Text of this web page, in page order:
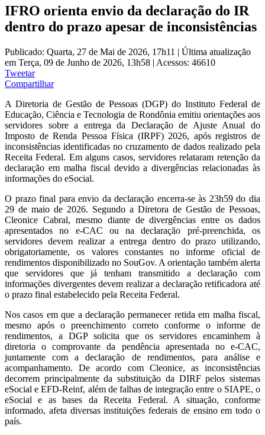
IFRO orienta envio da declaração do IR
dentro do prazo apesar de inconsistências
Publicado: Quarta, 27 de Mai de 2026, 17h11 | Última atualização
em Terça, 09 de Junho de 2026, 13h58 | Acessos: 46610
Tweetar
Compartilhar
A Diretoria de Gestão de Pessoas (DGP) do Instituto Federal de
Educação, Ciência e Tecnologia de Rondônia emitiu orientações aos
servidores sobre a entrega da Declaração de Ajuste Anual do
Imposto de Renda Pessoa Física (IRPF) 2026, após registros de
inconsistências identificadas no cruzamento de dados realizado pela
Receita Federal. Em alguns casos, servidores relataram retenção da
declaração em malha fiscal devido a divergências relacionadas às
informações do eSocial.
O prazo final para envio da declaração encerra-se às 23h59 do dia
29 de maio de 2026. Segundo a Diretora de Gestão de Pessoas,
Cleonice Cabral, mesmo diante de divergências entre os dados
apresentados no e-CAC ou na declaração pré-preenchida, os
servidores devem realizar a entrega dentro do prazo utilizando,
obrigatoriamente, os valores constantes no informe oficial de
rendimentos disponibilizado no SouGov. A orientação também alerta
que servidores que já tenham transmitido a declaração com
informações divergentes devem realizar a declaração retificadora até
o prazo final estabelecido pela Receita Federal.
Nos casos em que a declaração permanecer retida em malha fiscal,
mesmo após o preenchimento correto conforme o informe de
rendimentos, a DGP solicita que os servidores encaminhem à
diretoria o comprovante da pendência apresentada no e-CAC,
juntamente com a declaração de rendimentos, para análise e
acompanhamento. De acordo com Cleonice, as inconsistências
decorrem principalmente da substituição da DIRF pelos sistemas
eSocial e EFD-Reinf, além de falhas de integração entre o SIAPE, o
eSocial e as bases da Receita Federal. A situação, conforme
informado, afeta diversas instituições federais de ensino em todo o
país.